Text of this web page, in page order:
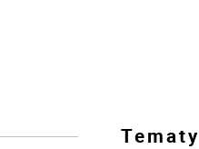
Tematy